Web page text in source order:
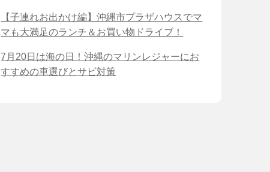
【子連れお出かけ編】沖縄市プラザハウスでマ
マも大満足のランチ＆お買い物ドライブ！
7月20日は海の日！沖縄のマリンレジャーにお
すすめの車選びとサビ対策